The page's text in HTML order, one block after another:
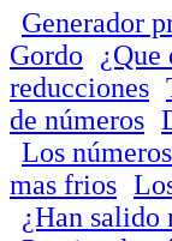
Generador
Gordo
¿Que
reducciones
de números
Los
mas frios
¿Han salido